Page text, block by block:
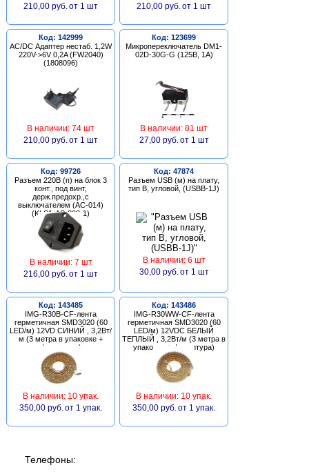
210,00 руб. от 1 шт
210,00 руб. от 1 шт
Код: 142999
AC/DC Адаптер нестаб. 1,2W
220V->6V 0,2A (FW2040)
(1808096)
В наличии: 74 шт
210,00 руб. от 1 шт
Код: 123699
Микропереключатель DM1-
02D-30G-G (125В, 1А)
В наличии: 81 шт
27,00 руб. от 1 шт
Код: 99726
Разъем 220В (п) на блок 3
конт., под винт,
держ.предохр.,с
выключателем (AC-014)
(KLS1-AS-303-1)
В наличии: 7 шт
216,00 руб. от 1 шт
Код: 47874
Разъем USB (м) на плату,
тип В, угловой, (USBB-1J)
В наличии: 6 шт
30,00 руб. от 1 шт
Код: 143485
IMG-R30B-CF-лента
герметичная SMD3020 (60
LED/м) 12VD СИНИЙ , 3,2Вт/
м (3 метра в упаковке +
фурнитура)
В наличии: 10 упак.
350,00 руб. от 1 упак.
Код: 143486
IMG-R30WW-CF-лента
герметичная SMD3020 (60
LED/м) 12VDC БЕЛЫЙ
ТЕПЛЫЙ , 3,2Вт/м (3 метра в
упаковке + фурнитура)
В наличии: 10 упак.
350,00 руб. от 1 упак.
Телефоны: